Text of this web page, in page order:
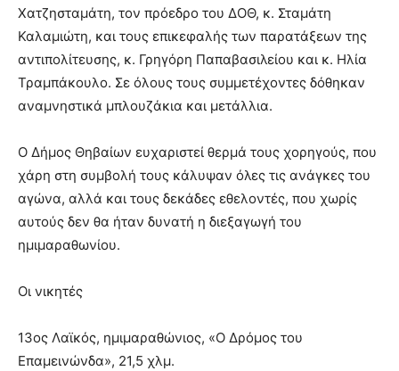
Χατζησταμάτη, τον πρόεδρο του ΔΟΘ, κ. Σταμάτη
Καλαμιώτη, και τους επικεφαλής των παρατάξεων της
αντιπολίτευσης, κ. Γρηγόρη Παπαβασιλείου και κ. Ηλία
Τραμπάκουλο. Σε όλους τους συμμετέχοντες δόθηκαν
αναμνηστικά μπλουζάκια και μετάλλια.
Ο Δήμος Θηβαίων ευχαριστεί θερμά τους χορηγούς, που
χάρη στη συμβολή τους κάλυψαν όλες τις ανάγκες του
αγώνα, αλλά και τους δεκάδες εθελοντές, που χωρίς
αυτούς δεν θα ήταν δυνατή η διεξαγωγή του
ημιμαραθωνίου.
Οι νικητές
13ος Λαϊκός, ημιμαραθώνιος, «Ο Δρόμος του
Επαμεινώνδα», 21,5 χλμ.